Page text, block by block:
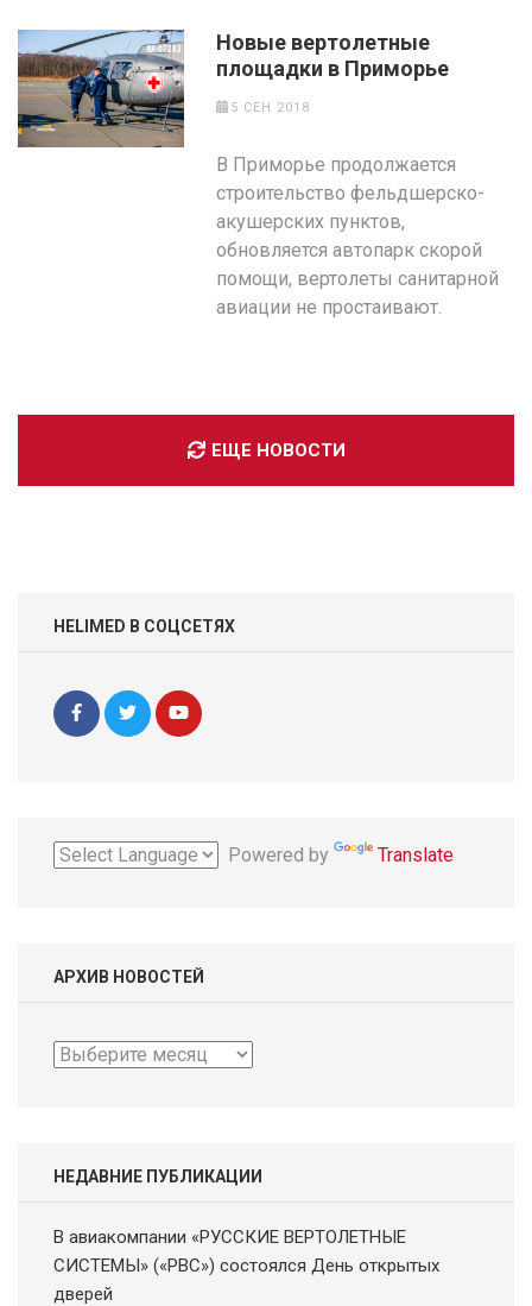
Новые вертолетные
площадки в Приморье
5 СЕН 2018
В Приморье продолжается
строительство фельдшерско-
акушерских пунктов,
обновляется автопарк скорой
помощи, вертолеты санитарной
авиации не простаивают.
ЕЩЕ НОВОСТИ
HELIMED В СОЦСЕТЯХ
Powered by Translate
АРХИВ НОВОСТЕЙ
Архив
НЕДАВНИЕ ПУБЛИКАЦИИ
В авиакомпании «РУССКИЕ ВЕРТОЛЕТНЫЕ
СИСТЕМЫ» («РВС») состоялся День открытых
дверей